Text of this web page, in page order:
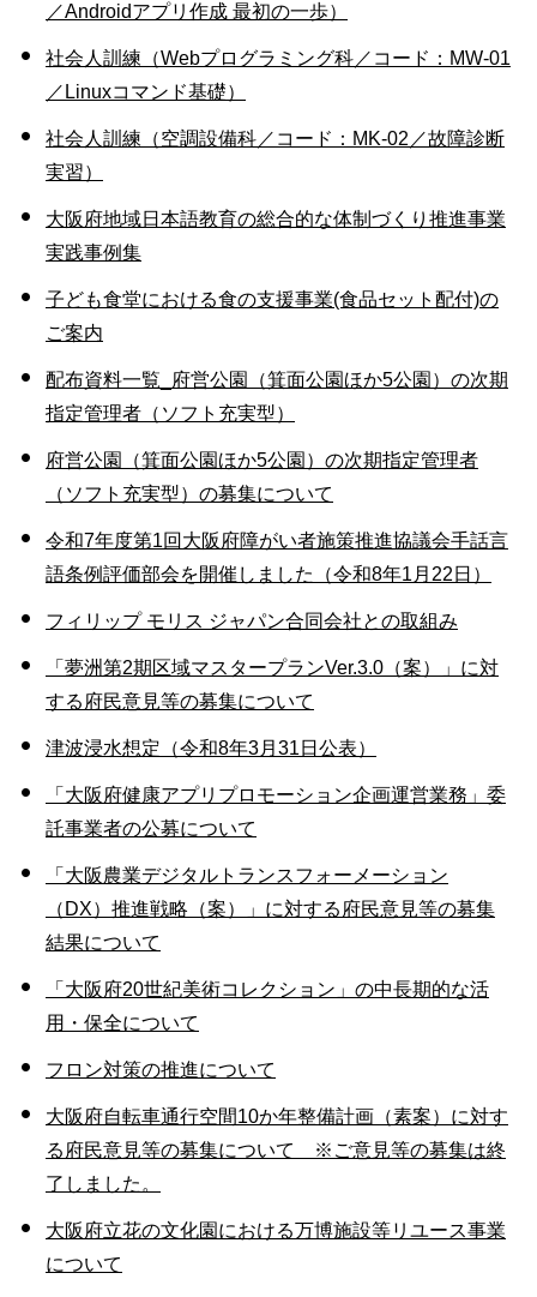
／Androidアプリ作成 最初の一歩）
社会人訓練（Webプログラミング科／コード：MW-01
／Linuxコマンド基礎）
社会人訓練（空調設備科／コード：MK-02／故障診断
実習）
大阪府地域日本語教育の総合的な体制づくり推進事業
実践事例集
子ども食堂における食の支援事業(食品セット配付)の
ご案内
配布資料一覧_府営公園（箕面公園ほか5公園）の次期
指定管理者（ソフト充実型）
府営公園（箕面公園ほか5公園）の次期指定管理者
（ソフト充実型）の募集について
令和7年度第1回大阪府障がい者施策推進協議会手話言
語条例評価部会を開催しました（令和8年1月22日）
フィリップ モリス ジャパン合同会社との取組み
「夢洲第2期区域マスタープランVer.3.0（案）」に対
する府民意見等の募集について
津波浸水想定（令和8年3月31日公表）
「大阪府健康アプリプロモーション企画運営業務」委
託事業者の公募について
「大阪農業デジタルトランスフォーメーション
（DX）推進戦略（案）」に対する府民意見等の募集
結果について
「大阪府20世紀美術コレクション」の中長期的な活
用・保全について
フロン対策の推進について
大阪府自転車通行空間10か年整備計画（素案）に対す
る府民意見等の募集について ※ご意見等の募集は終
了しました。
大阪府立花の文化園における万博施設等リユース事業
について